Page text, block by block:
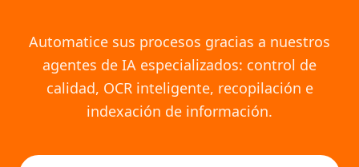
Automatice sus procesos gracias a nuestros
agentes de IA especializados: control de
calidad, OCR inteligente, recopilación e
indexación de información.